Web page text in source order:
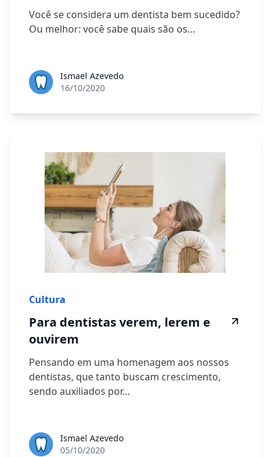
Você se considera um dentista bem sucedido?
Ou melhor: você sabe quais são os…
Ismael Azevedo
16/10/2020
Cultura
Para dentistas verem, lerem e
ouvirem
Pensando em uma homenagem aos nossos
dentistas, que tanto buscam crescimento,
sendo auxiliados por…
Ismael Azevedo
05/10/2020